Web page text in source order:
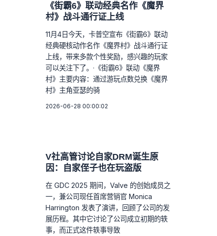
《街霸6》联动经典名作《魔界
村》战斗通行证上线
11月4日今天，卡普空宣布《街霸6》联动
经典硬核动作名作《魔界村》战斗通行证
上线，带来多款个性奖励，感兴趣的玩家
可以关注下了。·《街霸6》联动《魔界
村》主要内容：通过游玩点数兑换《魔界
村》主角亚瑟的骑
2026-06-28 00:00:02
V社高管讨论自家DRM诞生原
因：自家侄子也在玩盗版
在 GDC 2025 期间，Valve 的创始成员之
一，兼公司现任首席营销官 Monica
Harrington 发表了演讲，回顾了公司的发
展历程。其中它讨论了公司成立初期的轶
事，而正式这件轶事导致